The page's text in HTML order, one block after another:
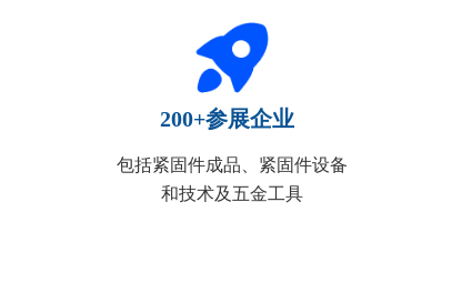
200+参展企业
包括紧固件成品、紧固件设备
和技术及五金工具